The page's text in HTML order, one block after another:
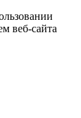
веб-сайта